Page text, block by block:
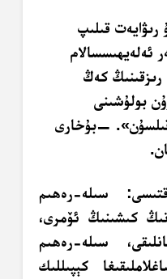
رىۋايەت قىلىپ
ئەلەيھىسسالام
كەڭ
بولۇشىنى
—بۇخارى
سىلە-رەھىم
كىشىنىڭ ئۆمرى،
سىلە-رەھىم
كېپىللىك